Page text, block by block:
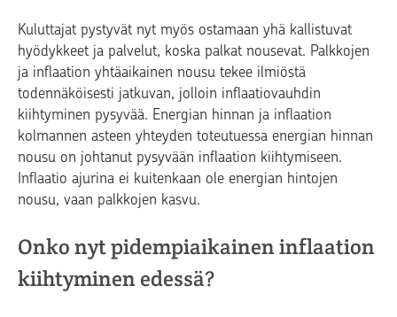
Kuluttajat pystyvät nyt myös ostamaan yhä kallistuvat
hyödykkeet ja palvelut, koska palkat nousevat. Palkkojen
ja inflaation yhtäaikainen nousu tekee ilmiöstä
todennäköisesti jatkuvan, jolloin inflaatiovauhdin
kiihtyminen pysyvää. Energian hinnan ja inflaation
kolmannen asteen yhteyden toteutuessa energian hinnan
nousu on johtanut pysyvään inflaation kiihtymiseen.
Inflaatio ajurina ei kuitenkaan ole energian hintojen
nousu, vaan palkkojen kasvu.
Onko nyt pidempiaikainen inflaation
kiihtyminen edessä?